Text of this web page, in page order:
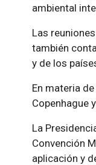
ambiental
Las
también
y de los
En materia
Copenhague
La
Convención
aplicación y